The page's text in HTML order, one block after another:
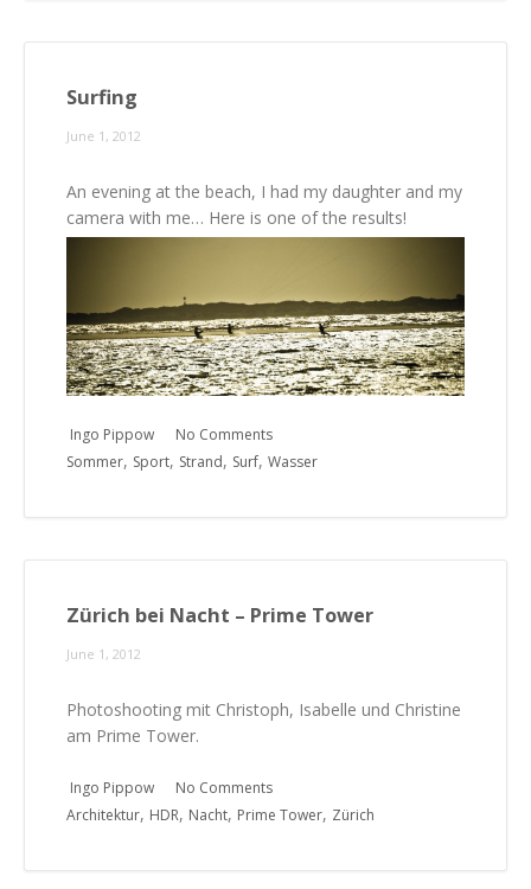
Surfing
June 1, 2012
An evening at the beach, I had my daughter and my
camera with me… Here is one of the results!
Ingo Pippow
No Comments
Sommer, Sport, Strand, Surf, Wasser
Zürich bei Nacht – Prime Tower
June 1, 2012
Photoshooting mit Christoph, Isabelle und Christine
am Prime Tower.
Ingo Pippow
No Comments
Architektur, HDR, Nacht, Prime Tower, Zürich